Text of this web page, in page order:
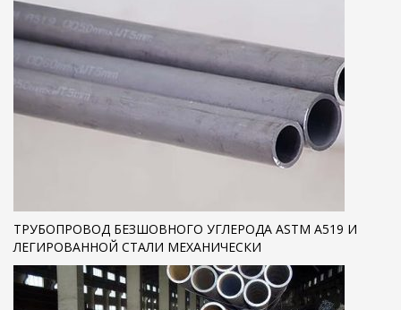
ТРУБОПРОВОД БЕЗШОВНОГО УГЛЕРОДА ASTM A519 И
ЛЕГИРОВАННОЙ СТАЛИ МЕХАНИЧЕСКИ